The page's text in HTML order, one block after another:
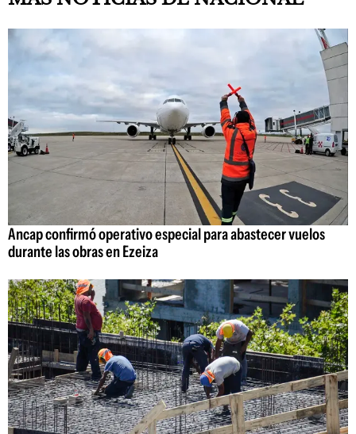
Ancap confirmó operativo especial para abastecer vuelos
durante las obras en Ezeiza